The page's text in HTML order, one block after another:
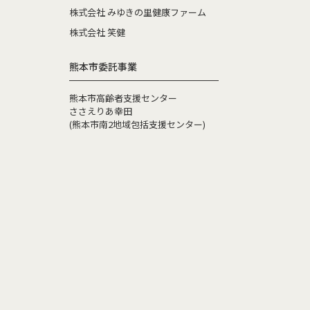
株式会社 みゆきの里健康ファーム
株式会社 笑健
熊本市委託事業
熊本市高齢者支援センター
ささえりあ幸田
(熊本市南2地域包括支援センター)